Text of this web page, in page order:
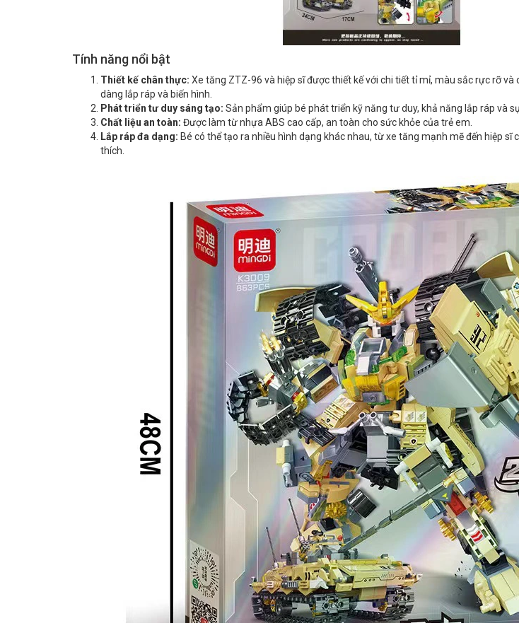
Tính năng nổi bật
Thiết kế chân thực: Xe tăng ZTZ-96 và hiệp sĩ được thiết kế với chi tiết tỉ mỉ, màu sắc rực rỡ và
dàng lắp ráp và biến hình.
Phát triển tư duy sáng tạo: Sản phẩm giúp bé phát triển kỹ năng tư duy, khả năng lắp ráp và
Chất liệu an toàn: Được làm từ nhựa ABS cao cấp, an toàn cho sức khỏe của trẻ em.
Lắp ráp đa dạng: Bé có thể tạo ra nhiều hình dạng khác nhau, từ xe tăng mạnh mẽ đến hiệp sĩ
thích.